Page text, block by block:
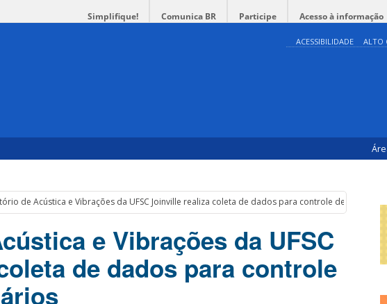
Simplifique! Comunica BR Participe Acesso à informação
ACESSIBILIDADE ALTO
de Acústica e Vibrações da UFSC Joinville realiza coleta de dados para controle de ruídos
e Vibrações da UFSC
de dados para controle